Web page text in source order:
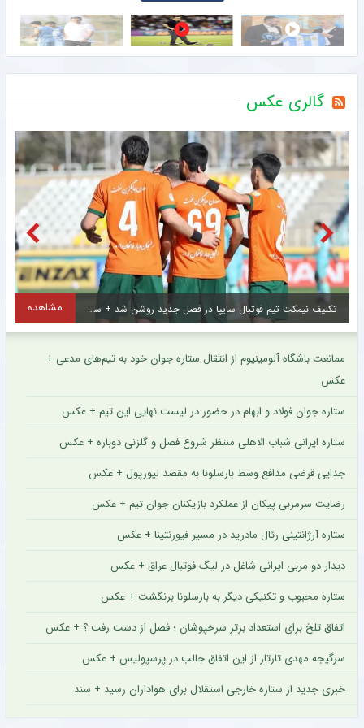
گالری عکس
شروع تازه برای ستاره پرسپولیسی در فصل جدید لیگ برتر + عکس مشاهده
ممانعت باشگاه آلومینیوم از انتقال ستاره جوان خود به تیم‌های مدعی +
عکس
ستاره جوان فولاد و ابهام در حضور در لیست نهایی این تیم + عکس
ستاره ایرانی شباب الاهلی منتظر شروع فصل و گلزنی دوباره + عکس
جدایی قرضی مدافع وسط بارسلونا به مقصد لیورپول + عکس
رضایت سرمربی پیکان از عملکرد بازیکنان جوان تیم + عکس
ستاره آرژانتینی رئال مادرید در مسیر فیورنتینا + عکس
دیدار دو مربی ایرانی شاغل در لیگ فوتبال عراق + عکس
ستاره محبوب و تکنیکی دیگر به بارسلونا برنگشت + عکس
اتفاق تلخ برای استعداد برتر سرخپوشان ؛ فصل از دست رفت ؟ + عکس
سرگیجه مهدی تارتار از این اتفاق جالب در پرسپولیس + عکس
خبری جدید از ستاره خارجی استقلال برای هواداران رسید + سند